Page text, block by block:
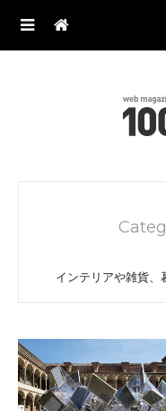
インテリアや雑貨、